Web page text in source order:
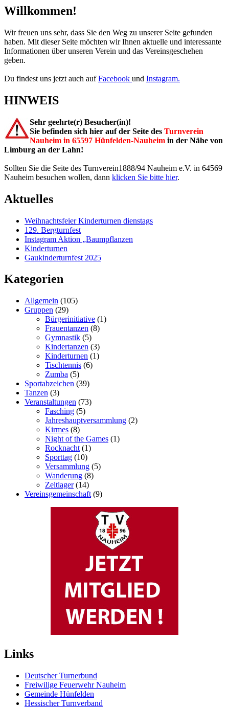
Willkommen!
Wir freuen uns sehr, dass Sie den Weg zu unserer Seite gefunden
haben. Mit dieser Seite möchten wir Ihnen aktuelle und interessante
Informationen über unseren Verein und das Vereinsgeschehen
geben.
Du findest uns jetzt auch aufFacebook und Instagram.
HINWEIS
Sehr geehrte(r) Besucher(in)!
Sie befinden sich hier auf der Seite des Turnverein
Nauheim in 65597 Hünfelden-Nauheim in der Nähe von
Limburg an der Lahn!
Sollten Sie die Seite des Turnverein1888/94 Nauheim e.V. in 64569
Nauheim besuchen wollen, dann klicken Sie bitte hier.
Aktuelles
Weihnachtsfeier Kinderturnen dienstags
129. Bergturnfest
Instagram Aktion „Baumpflanzen
Kinderturnen
Gaukinderturnfest 2025
Kategorien
Allgemein (105)
Gruppen (29)
Bürgerinitiative (1)
Frauentanzen (8)
Gymnastik (5)
Kindertanzen (3)
Kinderturnen (1)
Tischtennis (6)
Zumba (5)
Sportabzeichen (39)
Tanzen (3)
Veranstaltungen (73)
Fasching (5)
Jahreshauptversammlung (2)
Kirmes (8)
Night of the Games (1)
Rocknacht (1)
Sporttag (10)
Versammlung (5)
Wanderung (8)
Zeltlager(14)
Vereinsgemeinschaft (9)
Links
Deutscher Turnerbund
Freiwilige Feuerwehr Nauheim
Gemeinde Hünfelden
Hessischer Turnverband